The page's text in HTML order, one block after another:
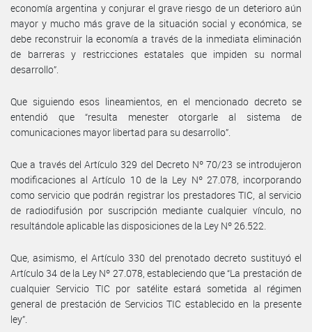
economía argentina y conjurar el grave riesgo de un deterioro aún
mayor y mucho más grave de la situación social y económica, se
debe reconstruir la economía a través de la inmediata eliminación
de barreras y restricciones estatales que impiden su normal
desarrollo”.
Que siguiendo esos lineamientos, en el mencionado decreto se
entendió que “resulta menester otorgarle al sistema de
comunicaciones mayor libertad para su desarrollo”.
Que a través del Artículo 329 del Decreto Nº 70/23 se introdujeron
modificaciones al Artículo 10 de la Ley Nº 27.078, incorporando
como servicio que podrán registrar los prestadores TIC, al servicio
de radiodifusión por suscripción mediante cualquier vínculo, no
resultándole aplicable las disposiciones de la Ley Nº 26.522.
Que, asimismo, el Artículo 330 del prenotado decreto sustituyó el
Artículo 34 de la Ley Nº 27.078, estableciendo que “La prestación de
cualquier Servicio TIC por satélite estará sometida al régimen
general de prestación de Servicios TIC establecido en la presente
ley”.